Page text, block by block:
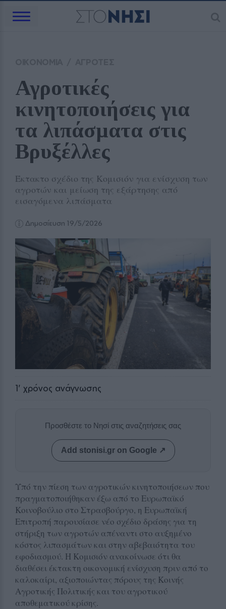
Αγροτικές
κινητοποιήσεις για
τα λιπάσματα στις
Βρυξέλλες
Έκτακτο σχέδιο της Κομισιόν για ενίσχυση των
αγροτών και μείωση της εξάρτησης από
εισαγόμενα λιπάσματα
Δημοσίευση 19/5/2026
1' χρόνος ανάγνωσης
Προσθέστε το Νησί στις αναζητήσεις σας
Add stonisi.gr on Google ↗
Υπό την πίεση των αγροτικών κινητοποιήσεων που
πραγματοποιήθηκαν έξω από το Ευρωπαϊκό
Κοινοβούλιο στο Στρασβούργο, η Ευρωπαϊκή
Επιτροπή παρουσίασε νέο σχέδιο δράσης για τη
στήριξη των αγροτών απέναντι στο αυξημένο
κόστος λιπασμάτων και στην αβεβαιότητα του
εφοδιασμού. Η Κομισιόν ανακοίνωσε ότι θα
διαθέσει έκτακτη οικονομική ενίσχυση πριν από το
καλοκαίρι, αξιοποιώντας πόρους της Κοινής
Αγροτικής Πολιτικής και του αγροτικού
αποθεματικού κρίσης.